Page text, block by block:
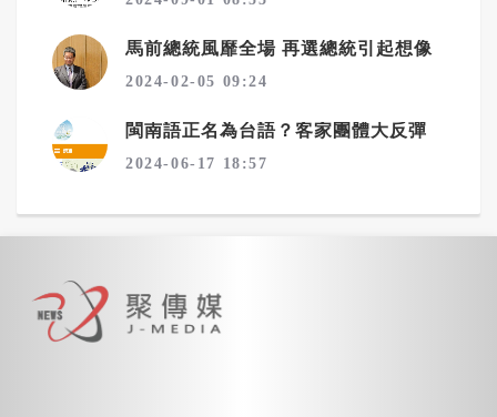
馬前總統風靡全場 再選總統引起想像
2024-02-05 09:24
閩南語正名為台語？客家團體大反彈
2024-06-17 18:57